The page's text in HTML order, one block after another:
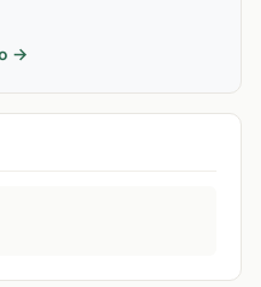
→